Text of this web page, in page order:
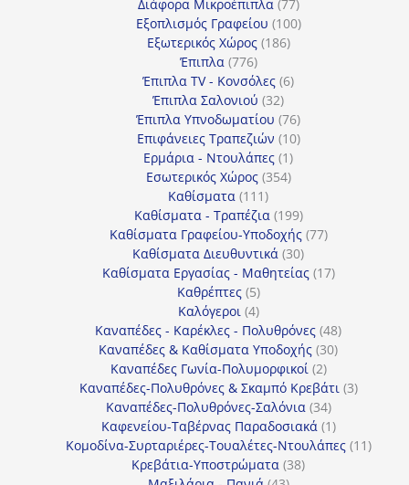
Διάφορα Μικροέπιπλα 77
προϊόντα
Εξοπλισμός Γραφείου 100100
Εξωτερικός Χώρος 186186
Έπιπλα 776776
προϊόντα
Έπιπλα TV - Κονσόλες 66
Έπιπλα Σαλονιού 3232
προϊόντα
Έπιπλα Υπνοδωματίου 7676
προϊόντα
Επιφάνειες Τραπεζιών 1010
Ερμάρια - Ντουλάπες 11
προϊόν
Εσωτερικός Χώρος 354354
Καθίσματα 111111
προϊόντα
Καθίσματα - Τραπέζια 199199
προϊόντα
Καθίσματα Γραφείου-Υποδοχής 7777
Καθίσματα Διευθυντικά 3030
προϊόντα
Καθίσματα Εργασίας - Μαθητείας 1717
Καθρέπτες 55
προϊόντα
Καλόγεροι 44
προϊόντα
Καναπέδες - Καρέκλες - Πολυθρόνες 4848
προϊόντα
Καναπέδες & Καθίσματα Υποδοχής 3030
Καναπέδες Γωνία-Πολυμορφικοί 22
προϊόντα
Καναπέδες-Πολυθρόνες & Σκαμπό Κρεβάτι 33
Καναπέδες-Πολυθρόνες-Σαλόνια 3434
προϊόντα
Καφενείου-Ταβέρνας Παραδοσιακά 11
προϊόν
Κομοδίνα-Συρταριέρες-Τουαλέτες-Ντουλάπες 1111
Κρεβάτια-Υποστρώματα 3838